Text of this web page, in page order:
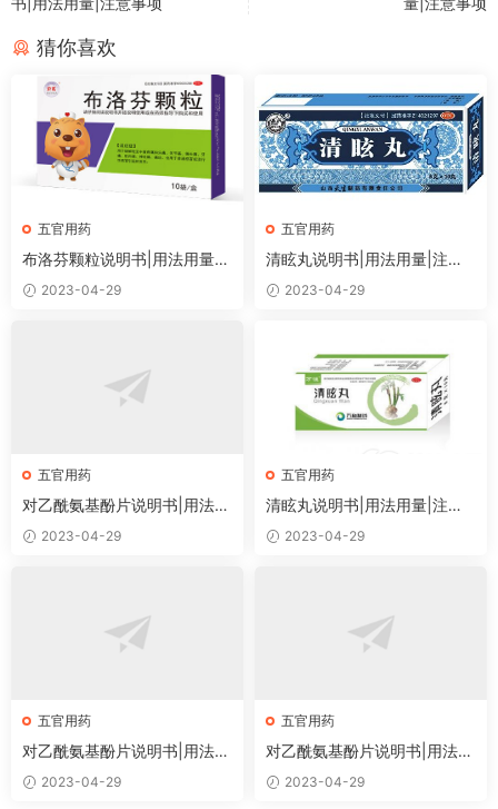
猜你喜欢
五官用药
布洛芬颗粒说明书|用法用量|
注意事项
2023-04-29
五官用药
清眩丸说明书|用法用量|注意
事项2023-04-29
五官用药
对乙酰氨基酚片说明书|用法用
量|注意事项
2023-04-29
五官用药
清眩丸说明书|用法用量|注意
事项2023-04-29
五官用药
对乙酰氨基酚片说明书|用法用
量|注意事项
2023-04-29
五官用药
对乙酰氨基酚片说明书|用法用
量|注意事项
2023-04-29